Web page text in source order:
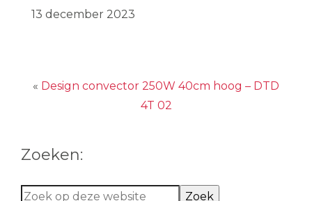
13 december 2023
« Design convector 250W 40cm hoog – DTD
4T 02
Zoeken:
Zoek